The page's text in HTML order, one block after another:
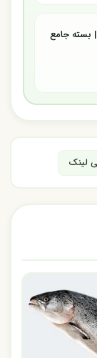
بسته جامع
لینک